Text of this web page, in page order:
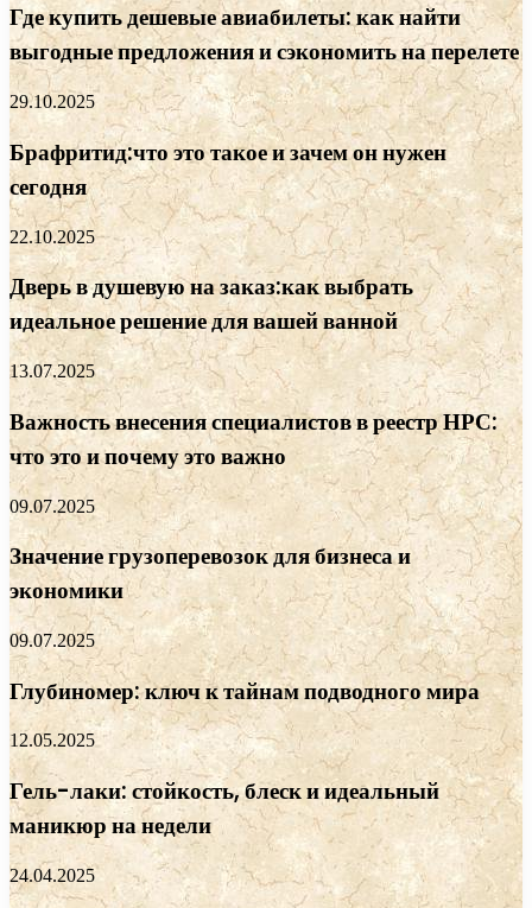
Где купить дешевые авиабилеты: как найти
выгодные предложения и сэкономить на перелете
29.10.2025
Брафритид:что это такое и зачем он нужен
сегодня
22.10.2025
Дверь в душевую на заказ:как выбрать
идеальное решение для вашей ванной
13.07.2025
Важность внесения специалистов в реестр НРС:
что это и почему это важно
09.07.2025
Значение грузоперевозок для бизнеса и
экономики
09.07.2025
Глубиномер: ключ к тайнам подводного мира
12.05.2025
Гель-лаки: стойкость, блеск и идеальный
маникюр на недели
24.04.2025